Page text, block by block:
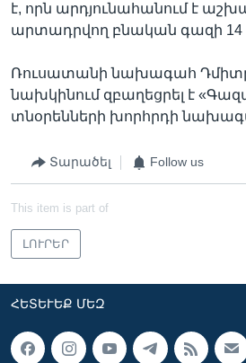
է, որն արդյունահանում է
արտադրվող բնական գազի 14
Ռուսատանի նախագահ
նախկինում զբաղեցրել է
տնօրենների խորհրդի
Տարածել Follow us
This item is part of
ԼՈՒՐԵՐ
ՀԵՏԵՒԵՔ ՄԵԶ